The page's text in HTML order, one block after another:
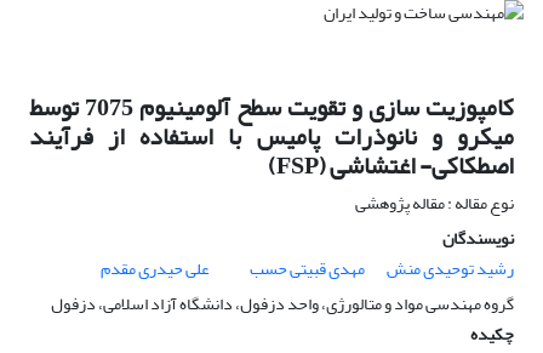
کامپوزیت سازی و تقویت سطح آلومینیوم 7075 توسط
میکرو و نانوذرات پامیس با استفاده از فرآیند
اصطکاکی- اغتشاشی (FSP)
نوع مقاله : مقاله پژوهشی
نویسندگان
رشید توحیدی منش
مهدی قبیتی حسب
علی حیدری مقدم
گروه مهندسی مواد و متالورژی، واحد دزفول، دانشگاه آزاد اسلامی، دزفول
چکیده